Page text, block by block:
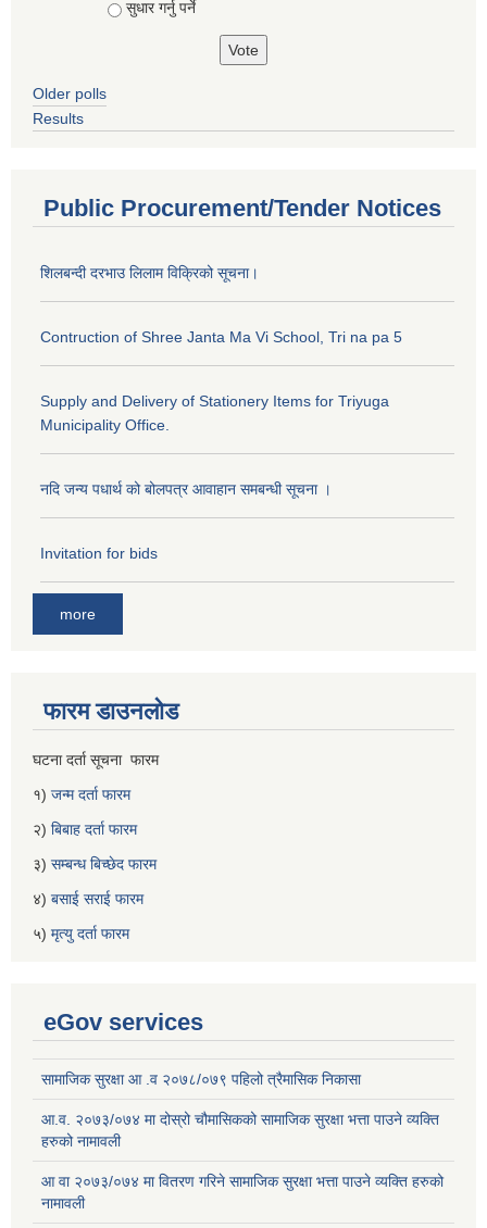
सुधार गर्नु पर्ने
Older polls
Results
Public Procurement/Tender Notices
शिलबन्दी दरभाउ लिलाम विक्रिको सूचना।
Contruction of Shree Janta Ma Vi School, Tri na pa 5
Supply and Delivery of Stationery Items for Triyuga
Municipality Office.
नदि जन्य पधार्थ को बोलपत्र आवाहान समबन्धी सूचना ।
Invitation for bids
more
फारम डाउनलोड
घटना दर्ता सूचना फारम
१) जन्म दर्ता फारम
२) बिबाह दर्ता फारम
३) सम्बन्ध बिच्छेद फारम
४) बसाई सराई फारम
५) मृत्यु दर्ता फारम
eGov services
सामाजिक सुरक्षा आ .व २०७८/०७९ पहिलो त्रैमासिक निकासा
आ.व. २०७३/०७४ मा दोस्रो चौमासिकको सामाजिक सुरक्षा भत्ता पाउने व्यक्ति
हरुको नामावली
आ वा २०७३/०७४ मा वितरण गरिने सामाजिक सुरक्षा भत्ता पाउने व्यक्ति हरुको
नामावली